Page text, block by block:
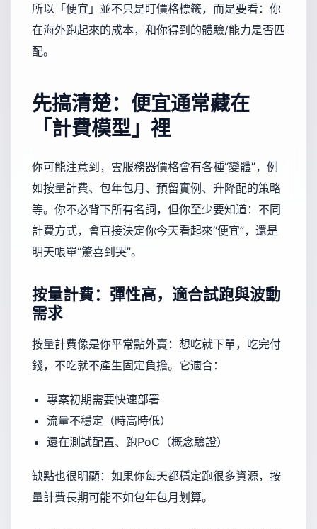
所以「便宜」並不只是盯價格標籤，而是要看：你
在海外跑起來的成本，和你得到的體驗/能力是否匹
配。
先搞清楚：便宜通常藏在
「計費模型」裡
你可能注意到，雲服務器價格會有各種“變體”，例
如按量計費、包年包月、預留實例、升降配的策略
等。你不必背下所有名詞，但你至少要知道：不同
計費方式，會直接決定你今天看起來“便宜”，還是
明天帳單“驚喜到哭”。
按量計費：彈性高，適合試跑與波動
需求
按量計費像是你平常點外賣：想吃就下單，吃完付
錢，不吃就不產生固定負擔。它適合：
專案初期需要快速部署
流量不穩定（時高時低）
還在測試配置、跑PoC（概念驗證）
缺點也很明顯：如果你每天都穩定跑很多資源，按
量計費長期可能不如包年包月划算。